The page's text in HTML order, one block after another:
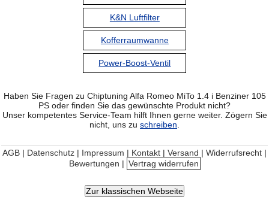
K&N Luftfilter
Kofferraumwanne
Power-Boost-Ventil
Haben Sie Fragen zu Chiptuning Alfa Romeo MiTo 1.4 i Benziner 105
PS oder finden Sie das gewünschte Produkt nicht?
Unser kompetentes Service-Team hilft Ihnen gerne weiter. Zögern Sie
nicht, uns zu schreiben.
AGB | Datenschutz | Impressum | Kontakt | Versand | Widerrufsrecht |
Bewertungen | Vertrag widerrufen